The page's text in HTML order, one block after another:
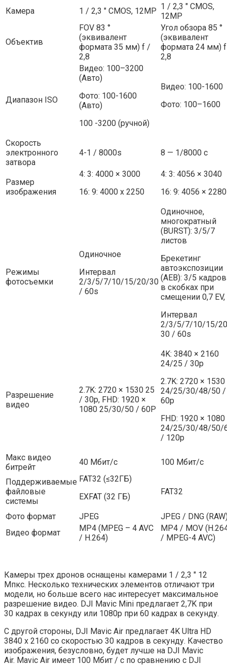
Камера
1 / 2,3 ″ CMOS, 12MP 1 / 2,3 ″ CMOS,
12MP
Объектив
FOV 83 °
(эквивалент
формата 35 мм) f /
2,8
Угол обзора 85 °
(эквивалент
формата 24 мм)
2,8
Диапазон ISO
Видео: 100–3200
(Авто)
Фото: 100-1600
(Авто)
100 -3200 (ручной)
Видео: 100-1600
Фото: 100–1600
Скорость
электронного
затвора
4-1 / 8000s 8 — 1/8000 с
Размер
изображения
4: 3: 4000 × 3000
16: 9: 4000 x 2250
4: 3: 4056 × 3040
16: 9: 4056 × 2280
Режимы
фотосъемки
Одиночное
Интервал
2/3/5/7/10/15/20/30
/ 60s
Одиночное,
многократный
(BURST): 3/5/7
листов
Брекетинг
автоэкспозиции
(AEB): 3/5 кадров
в скобках при
смещении 0,7 EV,
Интервал
2/3/5/7/10/15/
30 / 60s
Разрешение
видео
2.7K: 2720 × 1530 25
/ 30p, FHD: 1920 ×
1080 25/30/50 / 60P
4K: 3840 × 2160
24/25 / 30p
2.7K: 2720 × 1530
24/25/30/48/50 /
60p
FHD: 1920 × 1080
24/25/30/48/50/
/ 120p
Макс видео
битрейт
40 Мбит/с 100 Мбит/с
Поддерживаемые
файловые
системы
FAT32 (≤32ГБ)
EXFAT (32 ГБ)
FAT32
Фото формат JPEG
JPEG / DNG
Видео формат
MP4 (MPEG – 4 AVC
/ H.264)
MP4 / MOV
/ MPEG-4 AVC)
Камеры трех дронов оснащены камерами 1 / 2,3 ″ 12
Мпкс. Несколько технических элементов отличают три
модели, но больше всего нас интересует максимальное
разрешение видео. DJI Mavic Mini предлагает 2,7K при
30 кадрах в секунду или 1080p при 60 кадрах в секунду.
С другой стороны, DJI Mavic Air предлагает 4K Ultra HD
3840 x 2160 со скоростью 30 кадров в секунду. Качество
изображения, безусловно, будет лучше на DJI Mavic
Air. Mavic Air имеет 100 Мбит / с по сравнению с DJI